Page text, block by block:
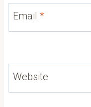
Email *
Website